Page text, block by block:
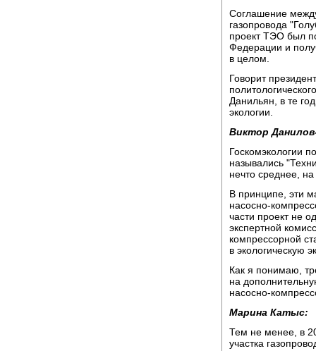
Соглашение
газопровода
проект ТЭО был
Федерации и
в целом.
Говорит
Данильян, в те
экологии.
Виктор
Госкомэкологии
назывались
нечто среднее,
В принципе, эти
насосно-
части проект не
экспертной
компрессорной
в экологическую
Как я понимаю,
на
насосно-
Марина Катыс:
Тем не менее, в
участка